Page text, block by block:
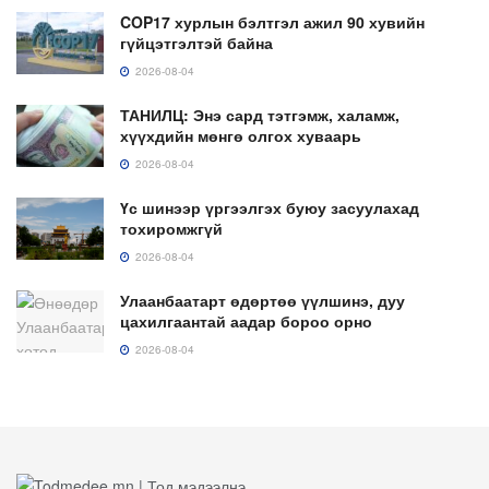
COP17 хурлын бэлтгэл ажил 90 хувийн
гүйцэтгэлтэй байна
2026-08-04
ТАНИЛЦ: Энэ сард тэтгэмж, халамж,
хүүхдийн мөнгө олгох хуваарь
2026-08-04
Үс шинээр үргээлгэх буюу засуулахад
тохиромжгүй
2026-08-04
Улаанбаатарт өдөртөө үүлшинэ, дуу
цахилгаантай аадар бороо орно
2026-08-04